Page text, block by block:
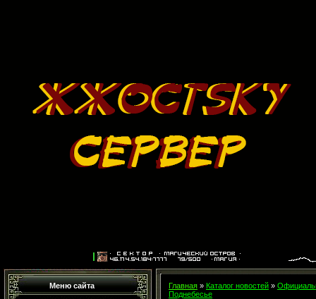
Меню сайта Главная » Каталог новостей »
Поднебесье